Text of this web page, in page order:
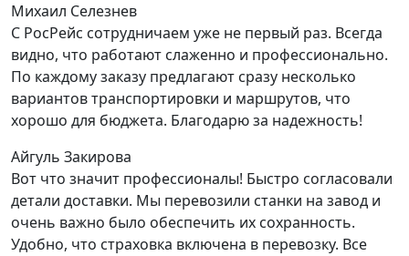
Михаил Селезнев
С РосРейс сотрудничаем уже не первый раз. Всегда
видно, что работают слаженно и профессионально.
По каждому заказу предлагают сразу несколько
вариантов транспортировки и маршрутов, что
хорошо для бюджета. Благодарю за надежность!
Айгуль Закирова
Вот что значит профессионалы! Быстро согласовали
детали доставки. Мы перевозили станки на завод и
очень важно было обеспечить их сохранность.
Удобно, что страховка включена в перевозку. Все